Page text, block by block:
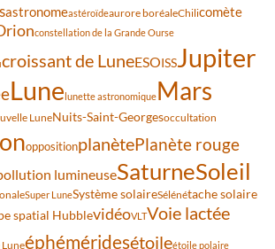
astronomeastéroïdeaurore boréaleChilicomète
constellation de la Grande Ourse
croissant de LuneESOISSJupiter
Lunelunette astronomiqueMars
LuneNuits-Saint-Georgesoccultation
oppositionplanètePlanète rouge
lumineuseSaturneSoleil
Super LuneSystème solaireSélénétache solaire
spatial HubblevidéoVLTVoie lactée
Luneéphéméridesétoileétoile polaire